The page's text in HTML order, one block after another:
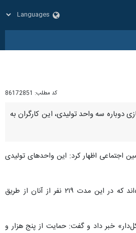
کد مطلب: 86172851
استان خبر داد و گفت: با فعال‌سازی دوباره سه واحد تولیدی، این کارگران به
اجتماعی اظهار کرد: این واحدهای تولیدی
وی با اشاره به وضعیت بیمه بیکاری در استان افزود: تا پایان اردیبهشت‌ماه ۹۴۳ نفر مقرری‌بگیر بیمه بیکاری در سیستان و بلوچستان ثبت شده‌اند که در این مدت ۲۱۹ نفر از آنان از طریق
واحد تولیدی با ۲ هزار و ۲۵۸ کارگر در فهرست «واحدهای مشکل‌دار» خبر داد و گفت: حمایت از پنج هزار و